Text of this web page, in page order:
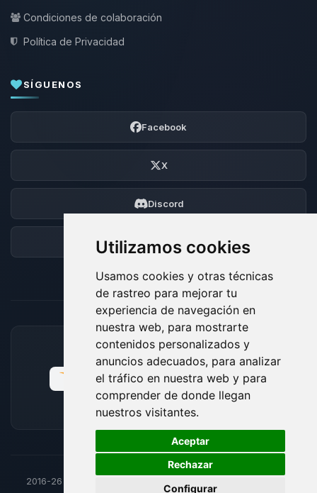
Utilizamos cookies
Usamos cookies y otras técnicas
de rastreo para mejorar tu
experiencia de navegación en
nuestra web, para mostrarte
contenidos personalizados y
anuncios adecuados, para analizar
el tráfico en nuestra web y para
comprender de donde llegan
nuestros visitantes.
Aceptar
Rechazar
Configurar
Condiciones de colaboración
Política de Privacidad
SÍGUENOS
Facebook
X
Discord
Foro
MÉTODOS DE PAGO ACEPTADOS
2016-26
🍪